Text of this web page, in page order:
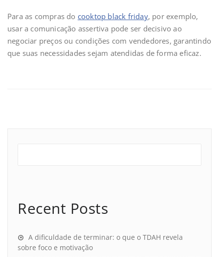
Para as compras do cooktop black friday, por exemplo,
usar a comunicação assertiva pode ser decisivo ao
negociar preços ou condições com vendedores, garantindo
que suas necessidades sejam atendidas de forma eficaz.
Recent Posts
A dificuldade de terminar: o que o TDAH revela
sobre foco e motivação